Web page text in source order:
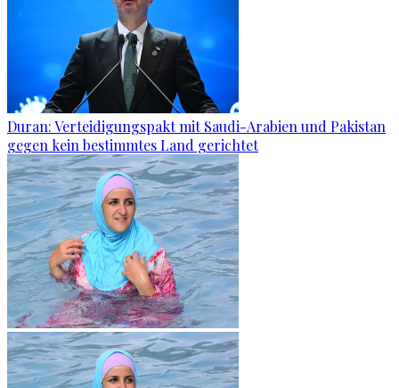
Duran: Verteidigungspakt mit Saudi-Arabien und Pakistan
gegen kein bestimmtes Land gerichtet